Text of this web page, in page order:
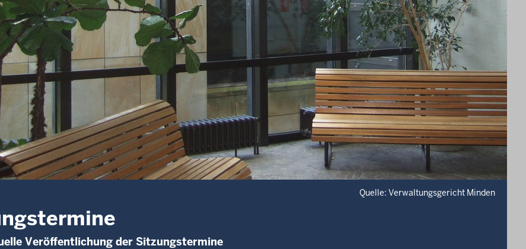
Quelle: Verwaltungsgericht Minden
Veröffentlichung der Sitzungstermine